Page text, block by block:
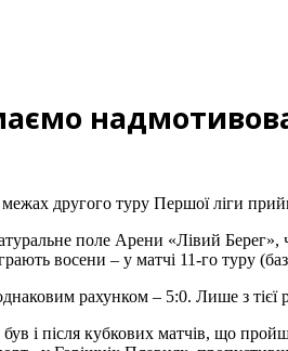
другого туру Першої ліги
поле Арени «Лівий Берег»,
восени – у матчі 11-го туру
рахунком – 5:0. Лише з
і після кубкових матчів, що